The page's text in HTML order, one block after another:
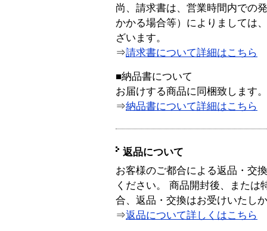
尚、請求書は、営業時間内での
かかる場合等）によりましては
ざいます。
⇒請求書について詳細はこちら
■納品書について
お届けする商品に同梱致します。
⇒納品書について詳細はこちら
返品について
お客様のご都合による返品・交
ください。 商品開封後、または
合、返品・交換はお受けいたし
⇒返品について詳しくはこちら